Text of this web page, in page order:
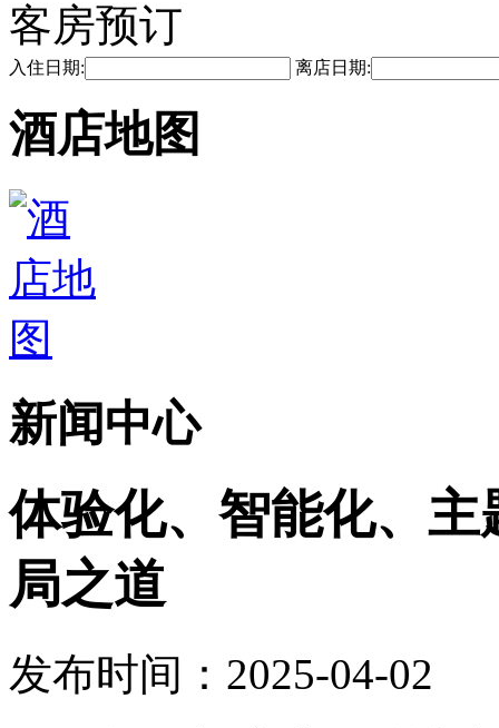
客房预订
入住日期: 离店日期:
酒店地图
新闻中心
体验化、智能化、
局之道
发布时间：2025-04-02